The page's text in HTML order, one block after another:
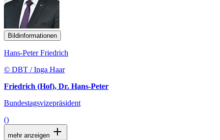
Bildinformationen
Hans-Peter Friedrich
© DBT / Inga Haar
Friedrich (Hof), Dr. Hans-Peter
Bundestagsvizepräsident
()
mehr anzeigen